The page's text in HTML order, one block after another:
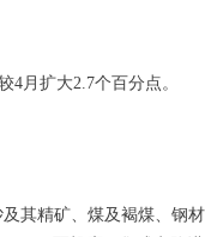
4月扩大2.7个百分点。
其精矿、煤及褐煤、钢材